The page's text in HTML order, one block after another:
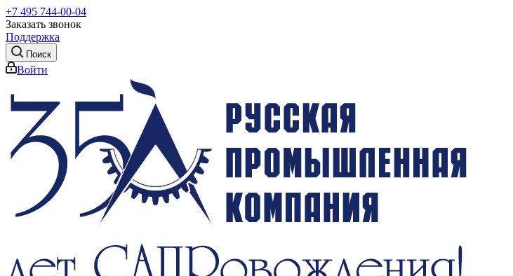
+7 495 744-00-04
Заказать звонок
Поддержка
Поиск
Войти